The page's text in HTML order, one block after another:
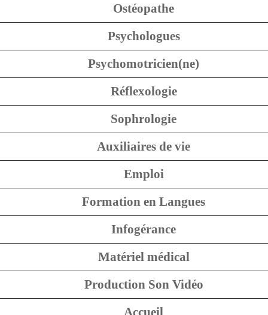
Ostéopathe
Psychologues
Psychomotricien(ne)
Réflexologie
Sophrologie
Auxiliaires de vie
Emploi
Formation en Langues
Infogérance
Matériel médical
Production Son Vidéo
Accueil